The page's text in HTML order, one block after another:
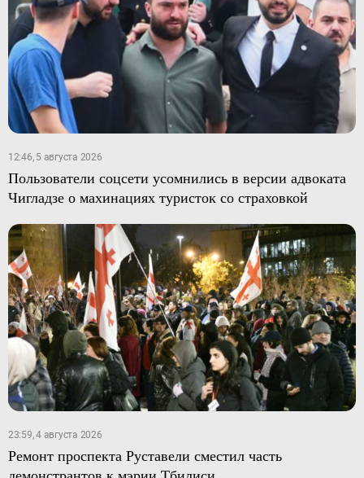
12:46, 5 августа 2026
Пользователи соцсети усомнились в версии адвоката
Чигладзе о махинациях туристок со страховкой
23:59, 4 августа 2026
Ремонт проспекта Руставели сместил часть